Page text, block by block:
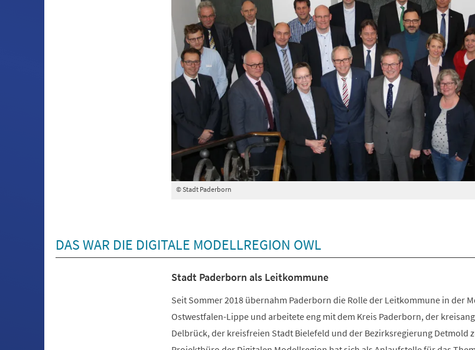
© Stadt Paderborn
DAS WAR DIE DIGITALE MODELLREGION OWL
Stadt Paderborn als Leitkommune
Seit Sommer 2018 übernahm Paderborn die Rolle der Leitkommune in der
Ostwestfalen-Lippe und arbeitete eng mit dem Kreis Paderborn, der
Delbrück, der kreisfreien Stadt Bielefeld und der Bezirksregierung Detmold